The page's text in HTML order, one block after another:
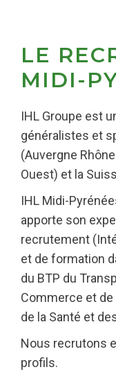
LE
MIDI-
IHL Groupe est
généralistes et
(Auvergne
Ouest) et la
IHL Midi-
apporte son
recrutement
et de formation
du BTP du
Commerce et de
de la Santé et
Nous recrutons
profils.